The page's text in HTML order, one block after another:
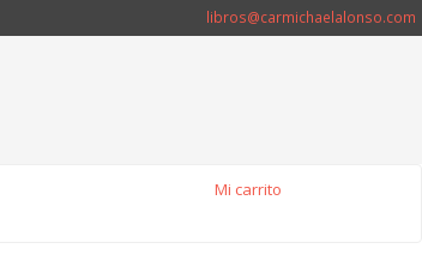
libros@carmichaelalonso.com
Mi carrito